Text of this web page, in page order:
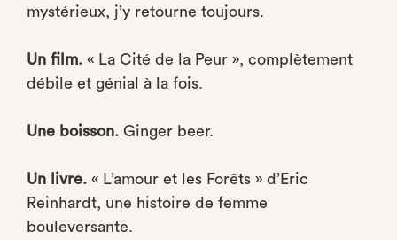
mystérieux, j’y retourne toujours.
Un film. « La Cité de la Peur », complètement
débile et génial à la fois.
Une boisson. Ginger beer.
Un livre. « L’amour et les Forêts » d’Eric
Reinhardt, une histoire de femme
bouleversante.